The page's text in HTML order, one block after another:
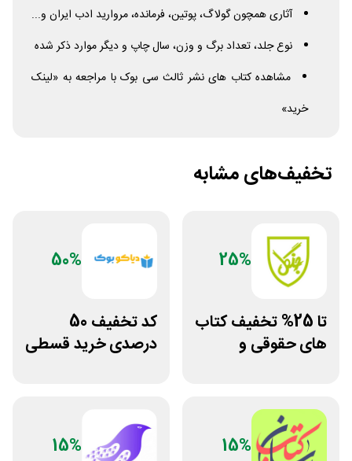
آثاری همچون گولاگ، پوتین، فرمانده، مروارید ادب ایران و...
نوع جلد، تعداد برگ و وزن، سال چاپ و دیگر موارد ذکر شده
مشاهده کتاب های نشر ثالث سی بوک با مراجعه به «لینک
خرید»
تخفیف‌های مشابه
25%
تا 25% تخفیف کتاب
های حقوقی و
50%
کد تخفیف 50
درصدی خرید قسطی
15%
15%